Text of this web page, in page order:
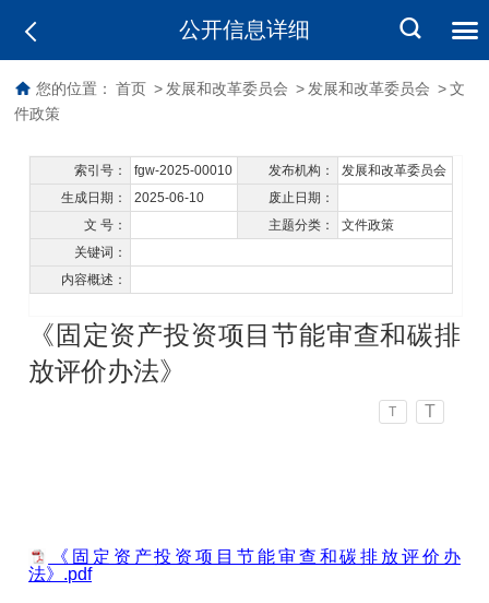
公开信息详细
您的位置： 首页 > 发展和改革委员会 > 发展和改革委员会 > 文
件政策
索引号： fgw-2025-00010 发布机构：
发展和改革委员会
生成日期：
2025-06-10
废止日期：
文 号：
主题分类：
文件政策
关键词：
内容概述：
《固定资产投资项目节能审查和碳排
放评价办法》
T T
《固定资产投资项目节能审查和碳排放评价办
法》.pdf